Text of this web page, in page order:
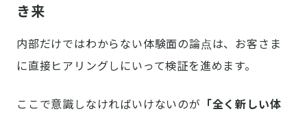
き来
内部だけではわからない体験面の論点は、お客さま
に直接ヒアリングしにいって検証を進めます。
ここで意識しなければいけないのが 「全く新しい体